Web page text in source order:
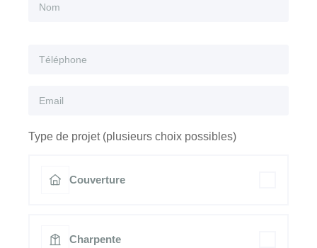
Type de projet (plusieurs choix possibles)
Couverture
Charpente